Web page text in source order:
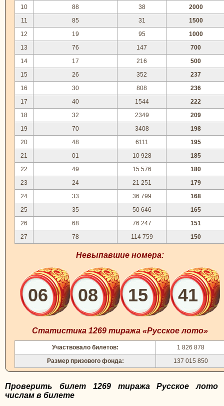
10
88 38
2000
11
85 31
1500
12
19 95
1000
13
76 147
700
14
17 216
500
15
26 352
237
16
30 808
236
17
40 1544
222
18
32 2349
209
19
70 3408
198
20
48 6111
195
21
01 10 928
185
22
49 15 576
180
23
24 21 251
179
24
33 36 799
168
25
35 50 646
165
26
68 76 247
151
27
78 114 759 150
Невыпавшие номера:
06 08 15 41
Статистика 1269 тиража «Русское лото»
Участвовало билетов:
1 826 878
Размер призового фонда:
137 015 850
Проверить билет 1269 тиража Русское лото
числам в билете